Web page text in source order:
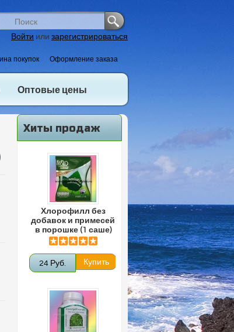
Войти или зарегистрироваться
покупок Оформление заказа
Оптовые цены
Хиты продаж
Хлорофилл без
добавок и примесей
в порошке (1 саше)
24 Руб.